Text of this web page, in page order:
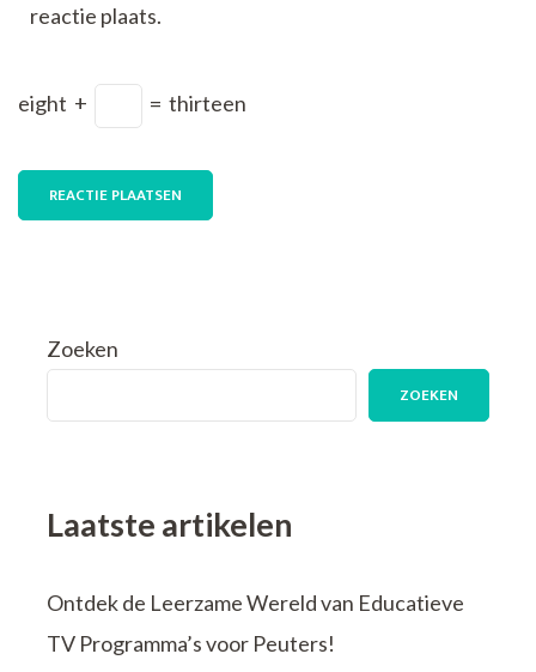
reactie plaats.
eight + = thirteen
Zoeken
ZOEKEN
Laatste artikelen
Ontdek de Leerzame Wereld van Educatieve
TV Programma’s voor Peuters!